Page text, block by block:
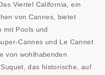
Viertel California, ein
von Cannes, bietet
mit Pools und
Cannes und Le Cannet
von wohlhabenden
das historische, auf